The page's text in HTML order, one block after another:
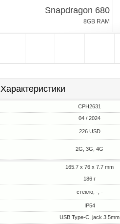
Android 14
Snapdragon 680
8GB RAM
Характеристики
CPH2631
04 / 2024
226 USD
2G, 3G, 4G
165.7 x 76 x 7.7 mm
186 г
стекло, -, -
IP54
USB Type-C, jack 3.5mm